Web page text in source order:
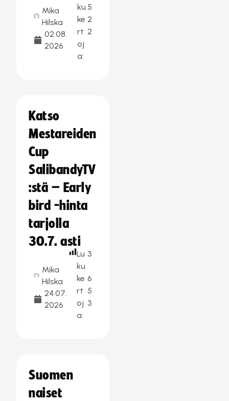
Mika
Hilska
02.08.
2026
ku
ke
rt
oj
a:
5
2
2
Katso
Mestareiden
Cup
SalibandyTV
:stä – Early
bird -hinta
tarjolla
30.7. asti
Mika
Hilska
24.07.
2026
Lu
ku
ke
rt
oj
a:
3
6
5
3
Suomen
naiset